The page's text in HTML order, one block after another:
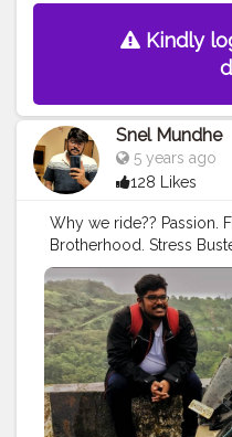
Kindly
Snel Mundhe
5 years ago
128 Likes
Why we ride?? Passion.
Brotherhood. Stress
#biker #rider
#indianmotovlogger
#traveller #travel
#sundayride
#indianyoutuber
#thecuriousbiker #gopro
#fzv2 #monsoon